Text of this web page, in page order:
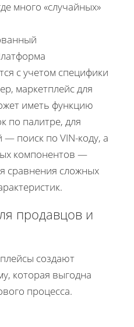
много «случайных»
с учетом специфики
маркетплейс для
иметь функцию
по палитре, для
— поиск по VIN-коду, а
компонентов —
сравнения сложных
продавцов и
создают
которая выгодна
процесса.